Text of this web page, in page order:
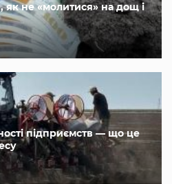
не «молитися» на дощ і
підприємств — що це